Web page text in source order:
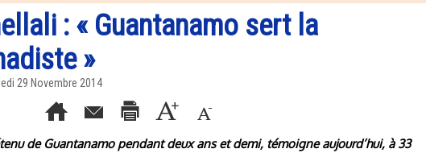
: « Guantanamo sert la
»
29 Novembre 2014
de Guantanamo pendant deux ans et demi, témoigne aujourd’hui, à 33